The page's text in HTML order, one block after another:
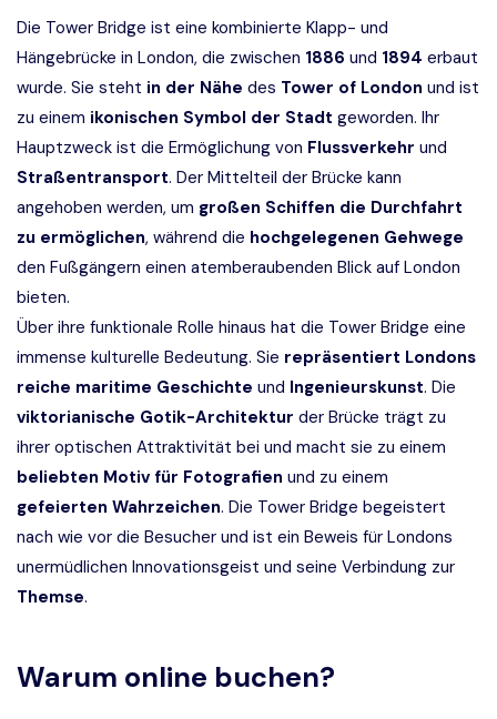
Die Tower Bridge ist eine kombinierte Klapp- und
Hängebrücke in London, die zwischen 1886 und 1894 erbaut
wurde. Sie steht in der Nähe des Tower of London und ist
zu einem ikonischen Symbol der Stadt geworden. Ihr
Hauptzweck ist die Ermöglichung von Flussverkehr und
Straßentransport. Der Mittelteil der Brücke kann
angehoben werden, um großen Schiffen die Durchfahrt
zu ermöglichen, während die hochgelegenen Gehwege
den Fußgängern einen atemberaubenden Blick auf London
bieten.
Über ihre funktionale Rolle hinaus hat die Tower Bridge eine
immense kulturelle Bedeutung. Sie repräsentiert Londons
reiche maritime Geschichte und Ingenieurskunst. Die
viktorianische Gotik-Architektur der Brücke trägt zu
ihrer optischen Attraktivität bei und macht sie zu einem
beliebten Motiv für Fotografien und zu einem
gefeierten Wahrzeichen. Die Tower Bridge begeistert
nach wie vor die Besucher und ist ein Beweis für Londons
unermüdlichen Innovationsgeist und seine Verbindung zur
Themse.
Warum online buchen?